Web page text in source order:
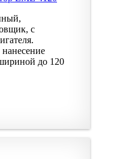
с
нанесение
до 120